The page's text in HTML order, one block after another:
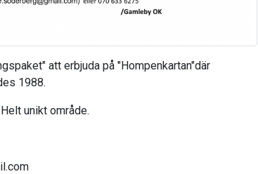
att erbjuda på "Hompenkartan"där
1988.
unikt område.